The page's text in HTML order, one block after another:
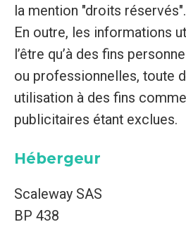
la mention "droits réservés".
En outre, les informations
l’être qu’à des fins
ou professionnelles, toute
utilisation à des fins
publicitaires étant exclues.
Hébergeur
Scaleway SAS
BP 438